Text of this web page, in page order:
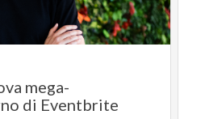
mega-
di Eventbrite